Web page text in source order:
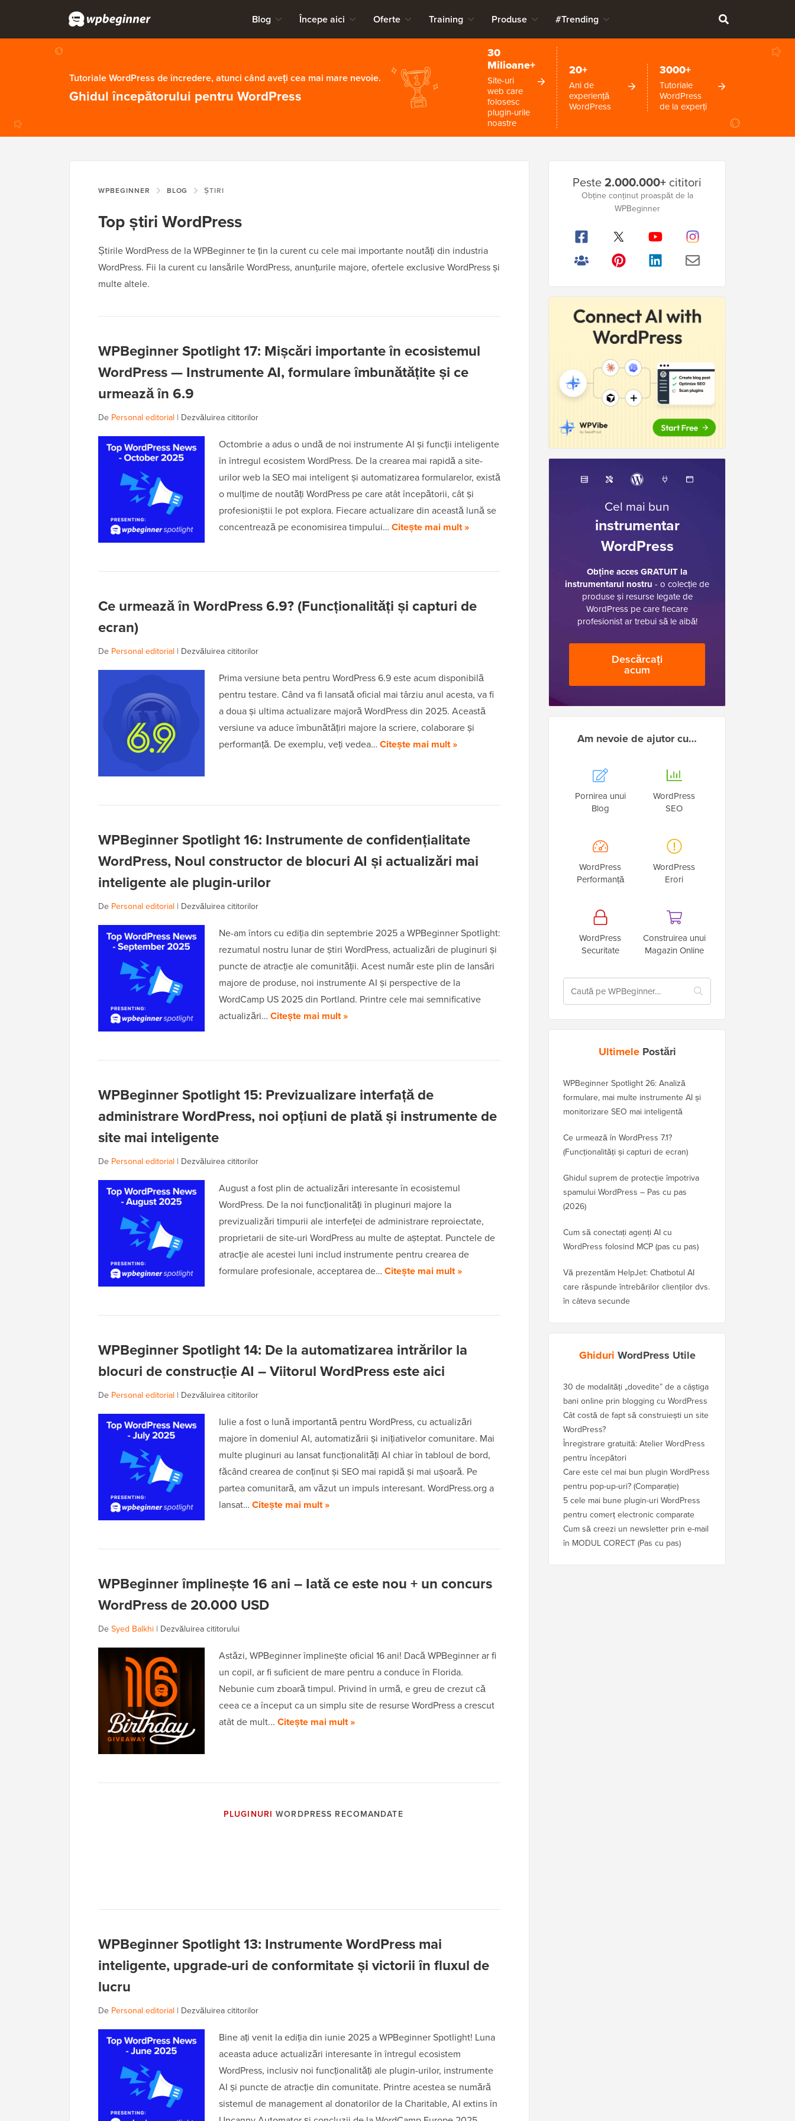
Blog Începe aici Oferte Training Produse #Trending
Tutoriale WordPress de încredere, atunci când aveți cea mai mare nevoie.
Ghidul începătorului pentru WordPress
30
Milioane+
Site-uri
web care
folosesc
plugin-urile
noastre
20+
Ani de
experiență
WordPress
3000+
Tutoriale
WordPress
de la experți
WPBEGINNER BLOG ȘTIRI
Top știri WordPress
Știrile WordPress de la WPBeginner te țin la curent cu cele mai importante noutăți din industria
WordPress. Fii la curent cu lansările WordPress, anunțurile majore, ofertele exclusive WordPress și
multe altele.
WPBeginner Spotlight 17: Mișcări importante în ecosistemul
WordPress — Instrumente AI, formulare îmbunătățite și ce
urmează în 6.9
De Personal editorial | Dezvăluirea cititorilor
Octombrie a adus o undă de noi instrumente AI și funcții inteligente
în întregul ecosistem WordPress. De la crearea mai rapidă a site-
urilor web la SEO mai inteligent și automatizarea formularelor, există
o mulțime de noutăți WordPress pe care atât începătorii, cât și
profesioniștii le pot explora. Fiecare actualizare din această lună se
concentrează pe economisirea timpului… Citește mai mult »
Ce urmează în WordPress 6.9? (Funcționalități și capturi de
ecran)
De Personal editorial | Dezvăluirea cititorilor
Prima versiune beta pentru WordPress 6.9 este acum disponibilă
pentru testare. Când va fi lansată oficial mai târziu anul acesta, va fi
a doua și ultima actualizare majoră WordPress din 2025. Această
versiune va aduce îmbunătățiri majore la scriere, colaborare și
performanță. De exemplu, veți vedea… Citește mai mult »
WPBeginner Spotlight 16: Instrumente de confidențialitate
WordPress, Noul constructor de blocuri AI și actualizări mai
inteligente ale plugin-urilor
De Personal editorial | Dezvăluirea cititorilor
Ne-am întors cu ediția din septembrie 2025 a WPBeginner Spotlight:
rezumatul nostru lunar de știri WordPress, actualizări de pluginuri și
puncte de atracție ale comunității. Acest număr este plin de lansări
majore de produse, noi instrumente AI și perspective de la
WordCamp US 2025 din Portland. Printre cele mai semnificative
actualizări… Citește mai mult »
WPBeginner Spotlight 15: Previzualizare interfață de
administrare WordPress, noi opțiuni de plată și instrumente de
site mai inteligente
De Personal editorial | Dezvăluirea cititorilor
August a fost plin de actualizări interesante în ecosistemul
WordPress. De la noi funcționalități în pluginuri majore la
previzualizări timpurii ale interfeței de administrare reproiectate,
proprietarii de site-uri WordPress au multe de așteptat. Punctele de
atracție ale acestei luni includ instrumente pentru crearea de
formulare profesionale, acceptarea de… Citește mai mult »
WPBeginner Spotlight 14: De la automatizarea intrărilor la
blocuri de construcție AI – Viitorul WordPress este aici
De Personal editorial | Dezvăluirea cititorilor
Iulie a fost o lună importantă pentru WordPress, cu actualizări
majore în domeniul AI, automatizării și inițiativelor comunitare. Mai
multe pluginuri au lansat funcționalități AI chiar în tabloul de bord,
făcând crearea de conținut și SEO mai rapidă și mai ușoară. Pe
partea comunitară, am văzut un impuls interesant. WordPress.org a
lansat… Citește mai mult »
WPBeginner împlinește 16 ani – Iată ce este nou + un concurs
WordPress de 20.000 USD
DeSyed Balkhi | Dezvăluirea cititorului
Astăzi, WPBeginner împlinește oficial 16 ani! Dacă WPBeginner ar fi
un copil, ar fi suficient de mare pentru a conduce în Florida.
Nebunie cum zboară timpul. Privind în urmă, e greu de crezut că
ceea ce a început ca un simplu site de resurse WordPress a crescut
atât de mult... Citește mai mult »
PLUGINURI WORDPRESS RECOMANDATE
WPBeginner Spotlight 13: Instrumente WordPress mai
inteligente, upgrade-uri de conformitate și victorii în fluxul de
lucru
De Personal editorial | Dezvăluirea cititorilor
Bine ați venit la ediția din iunie 2025 a WPBeginner Spotlight! Luna
aceasta aduce actualizări interesante în întregul ecosistem
WordPress, inclusiv noi funcționalități ale plugin-urilor, instrumente
AI și puncte de atracție din comunitate. Printre acestea se numără
sistemul de management al donatorilor de la Charitable, AI extins în
laterală
Peste2.000.000+ cititori
Obține conținut proaspăt de la
WPBeginner
Cel mai bun
instrumentar
WordPress
Obține acces GRATUIT la
instrumentarul nostru - o colecție de
produse și resurse legate de
WordPress pe care fiecare
profesionist ar trebui să le aibă!
Descărcați
acum
Am nevoie de ajutor cu…
Pornirea unui
Blog
WordPress
SEO
WordPress
Performanță
WordPress
Erori
WordPress
Securitate
Construirea unui
Magazin Online
UltimelePostări
WPBeginner Spotlight 26: Analiză
formulare, mai multe instrumente AI și
monitorizare SEO mai inteligentă
Ce urmează în WordPress 7.1?
(Funcționalități și capturi de ecran)
Ghidul suprem de protecție împotriva
spamului WordPress – Pas cu pas
(2026)
Cum să conectați agenți AI cu
WordPress folosind MCP (pas cu pas)
Vă prezentăm HelpJet: Chatbotul AI
care răspunde întrebărilor clienților dvs.
în câteva secunde
Ghiduri WordPress Utile
30 de modalități „dovedite” de a câștiga
bani online prin blogging cu WordPress
Cât costă de fapt să construiești un site
WordPress?
Înregistrare gratuită: Atelier WordPress
pentru începători
Care este cel mai bun plugin WordPress
pentru pop-up-uri? (Comparație)
5 cele mai bune plugin-uri WordPress
pentru comerț electronic comparate
Cum să creezi un newsletter prin e-mail
în MODUL CORECT (Pas cu pas)